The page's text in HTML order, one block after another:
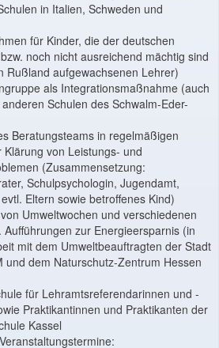
in Italien, Schweden und
für Kinder, die der deutschen
noch nicht ausreichend mächtig sind
Rußland aufgewachsenen Lehrer)
als Integrationsmaßnahme (auch
Schulen des Schwalm-Eder-
Beratungsteams in regelmäßigen
Klärung von Leistungs- und
(Zusammensetzung:
Schulpsychologin, Jugendamt,
Eltern sowie betroffenes Kind)
Umweltwochen und verschiedenen
Aufführungen zur Energieersparnis (in
mit dem Umweltbeauftragten der Stadt
und dem Naturschutz-Zentrum Hessen
für Lehramtsreferendarinnen und -
Praktikantinnen und Praktikanten der
Kassel